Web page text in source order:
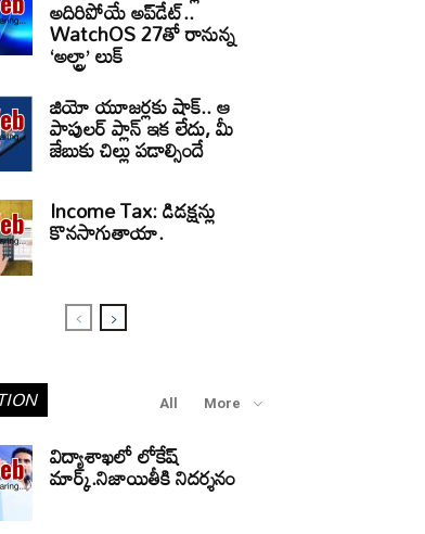
అదిరిపోయే అప్‌డేట్..
WatchOS 27తో రానున్న
‘అల్ట్రా’ లుక్
జియో యూజర్లకు షాక్.. ఆ
పాపులర్ ప్లాన్ ఇక లేదు, మీ
జేబుకు చిల్లు పడాల్సిందే
Income Tax: డిడక్షన్లు
కొనసాగుతాయా.
All More
విద్యాశాఖలో లోకేష్
మార్క్.నిజాయితీకి నిదర్శనం